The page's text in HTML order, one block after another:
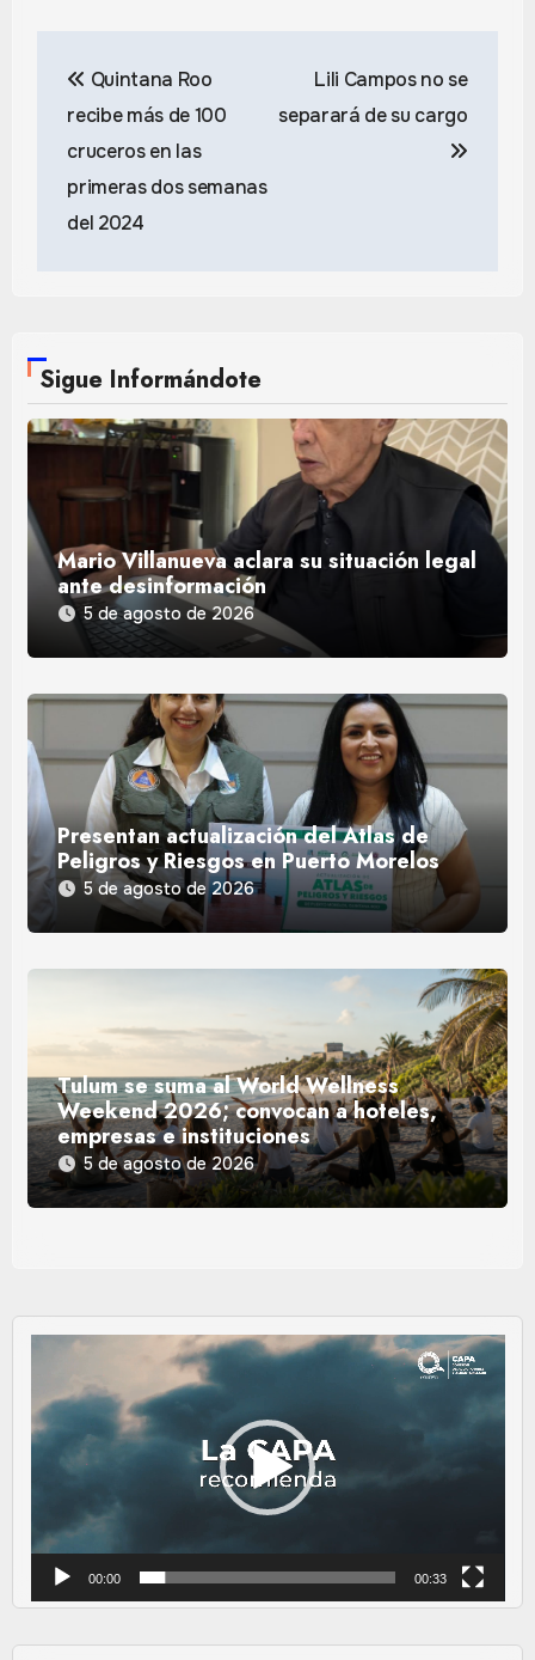
de
entradas
Quintana Roo
recibe más de 100
cruceros en las
primeras dos semanas
del 2024
Lili Campos no se
separará de su cargo
Sigue Informándote
Mario Villanueva aclara su situación legal
ante desinformación
5 de agosto de 2026
Presentan actualización del Atlas de
Peligros y Riesgos en Puerto Morelos
5 de agosto de 2026
Tulum se suma al World Wellness
Weekend 2026; convocan a hoteles,
empresas e instituciones
5 de agosto de 2026
Reproductor
vídeo
00:00 00:33